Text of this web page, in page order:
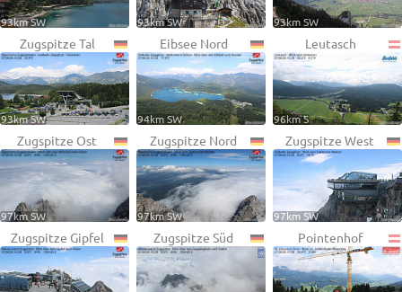
93km SW 93km SW 93km SW
Zugspitze Tal
93km SW
Eibsee Nord
94km SW
Leutasch
96km S
Zugspitze Ost
97km SW
Zugspitze Nord
97km SW
Zugspitze West
97km SW
Zugspitze Gipfel Zugspitze Süd Pointenhof